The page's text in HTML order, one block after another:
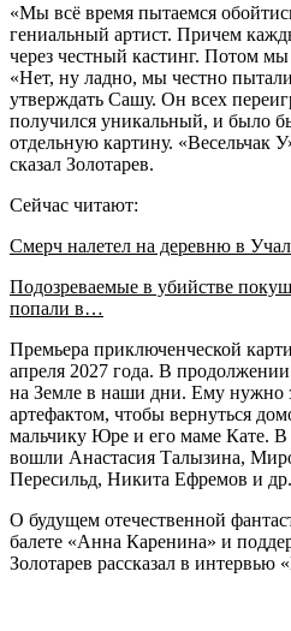
«Мы всё время пытаемся
гениальный артист. Причем
через честный кастинг. Потом
«Нет, ну ладно, мы честно
утверждать Сашу. Он всех
получился уникальный, и было
отдельную картину. «Весельчак
сказал Золотарев.
Сейчас читают:
Смерч налетел на деревню в
Подозреваемые в убийстве
попали в…
Премьера приключенческой
апреля 2027 года. В
на Земле в наши дни. Ему нужно
артефактом, чтобы вернуться
мальчику Юре и его маме Кате. В
вошли Анастасия Талызина,
Пересильд, Никита Ефремов и др.
О будущем отечественной
балете «Анна Каренина» и
Золотарев рассказал в интервью